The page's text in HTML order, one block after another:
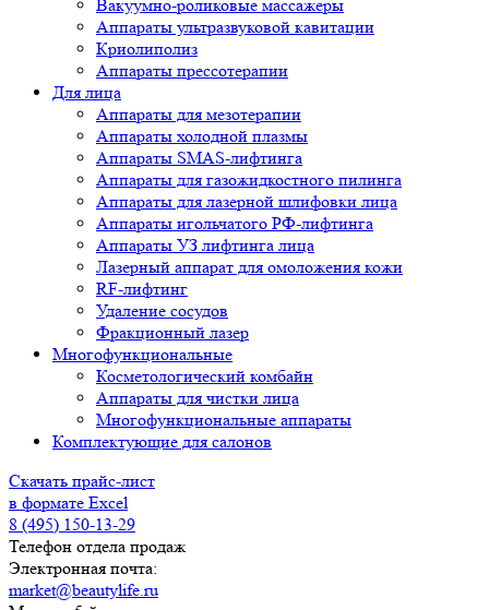
Вакуумно-роликовые массажеры
Аппараты ультразвуковой кавитации
Криолиполиз
Аппараты прессотерапии
Для лица
Аппараты для мезотерапии
Аппараты холодной плазмы
Аппараты SMAS-лифтинга
Аппараты для газожидкостного пилинга
Аппараты для лазерной шлифовки лица
Аппараты игольчатого РФ-лифтинга
Аппараты УЗ лифтинга лица
Лазерный аппарат для омоложения кожи
RF-лифтинг
Удаление сосудов
Фракционный лазер
Многофункциональные
Косметологический комбайн
Аппараты для чистки лица
Многофункциональные аппараты
Комплектующие для салонов
Скачать прайс-лист
в формате Excel
8 (495) 150-13-29
Телефон отдела продаж
Электронная почта:
market@beautylife.ru